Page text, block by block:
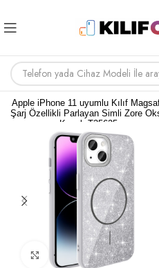
Apple iPhone 11 uyumlu Kılıf
Şarj Özellikli Parlayan Simli Zore
Kapak T35625
Büyütmek için tıklayın